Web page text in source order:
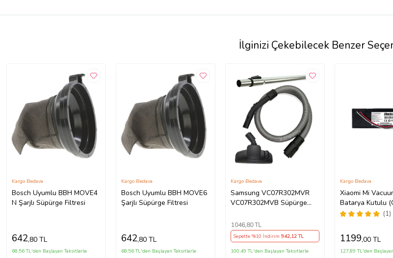
İlginizi Çekebilecek Benzer
Bosch Uyumlu BBH MOVE4
N Şarjlı Süpürge Filtresi
Kargo Bedava
642,80 TL
68,56 TL'den Başlayan Taksitlerle
Bosch Uyumlu BBH MOVE6
Şarjlı Süpürge Filtresi
Kargo Bedava
642,80 TL
68,56 TL'den Başlayan Taksitlerle
Samsung VC07R302MVR
VC07R302MVB Süpürge
Kargo Bedava
1046,80 TL
Sepette %10 İndirim 942,12 TL
100,49 TL'den Başlayan Taksitlerle
Xiaomi Mi
Batarya Kutulu
KAPASİTE)
(1)
Kargo Bedava
1199,00 TL
127,89 TL'den